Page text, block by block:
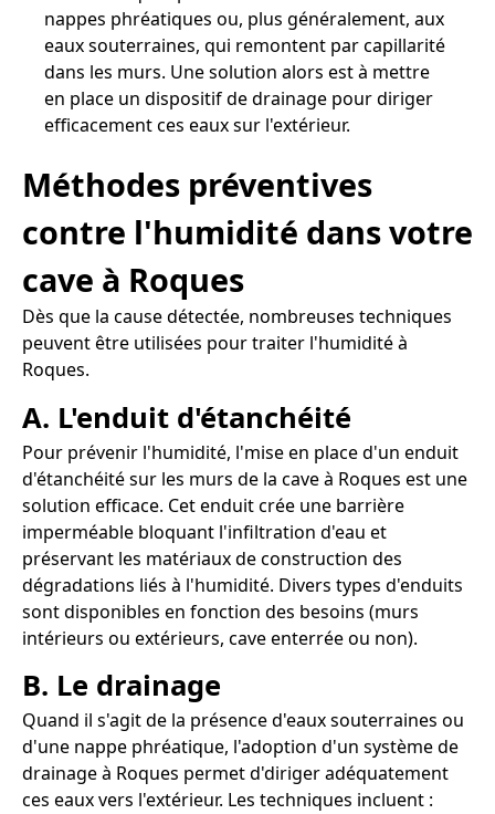
nappes phréatiques ou, plus généralement, aux
eaux souterraines, qui remontent par capillarité
dans les murs. Une solution alors est à mettre
en place un dispositif de drainage pour diriger
efficacement ces eaux sur l'extérieur.
Méthodes préventives
contre l'humidité dans votre
cave à Roques
Dès que la cause détectée, nombreuses techniques
peuvent être utilisées pour traiter l'humidité à
Roques.
A. L'enduit d'étanchéité
Pour prévenir l'humidité, l'mise en place d'un enduit
d'étanchéité sur les murs de la cave à Roques est une
solution efficace. Cet enduit crée une barrière
imperméable bloquant l'infiltration d'eau et
préservant les matériaux de construction des
dégradations liés à l'humidité. Divers types d'enduits
sont disponibles en fonction des besoins (murs
intérieurs ou extérieurs, cave enterrée ou non).
B. Le drainage
Quand il s'agit de la présence d'eaux souterraines ou
d'une nappe phréatique, l'adoption d'un système de
drainage à Roques permet d'diriger adéquatement
ces eaux vers l'extérieur. Les techniques incluent :